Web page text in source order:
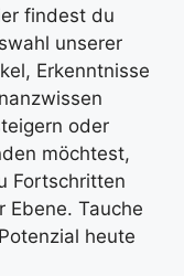
findest du
unserer
Erkenntnisse
oder
möchtest,
Fortschritten
Ebene. Tauche
heute